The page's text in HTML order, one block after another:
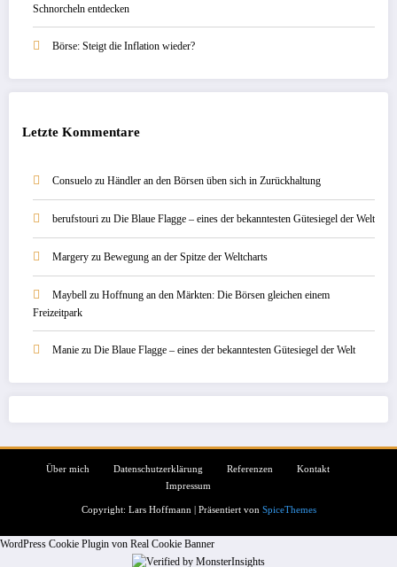
Schnorcheln entdecken
Börse: Steigt die Inflation wieder?
Letzte Kommentare
Consuelo zu Händler an den Börsen üben sich in Zurückhaltung
berufstouri zu Die Blaue Flagge – eines der bekanntesten Gütesiegel der Welt
Margery zu Bewegung an der Spitze der Weltcharts
Maybell zu Hoffnung an den Märkten: Die Börsen gleichen einem
Freizeitpark
Manie zu Die Blaue Flagge – eines der bekanntesten Gütesiegel der Welt
Über mich Datenschutzerklärung Referenzen
Kontakt
Impressum
Copyright: Lars Hoffmann | Präsentiert von SpiceThemes
WordPress Cookie Plugin von Real Cookie Banner